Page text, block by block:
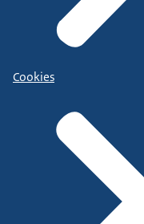
Cookies